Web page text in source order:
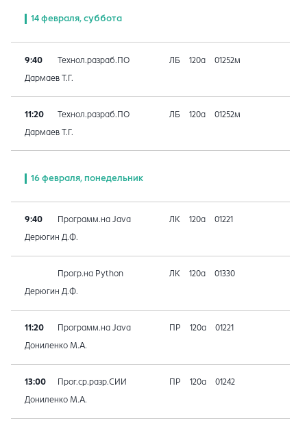
14 февраля, суббота
9:40 Технол.разраб.ПО ЛБ 120а 01252м
Дармаев Т.Г.
11:20 Технол.разраб.ПО ЛБ 120а 01252м
Дармаев Т.Г.
16 февраля, понедельник
9:40 Программ.на Java ЛК 120а 01221
Дерюгин Д.Ф.
Прогр.на Python ЛК 120а 01330
Дерюгин Д.Ф.
11:20 Программ.на Java ПР 120а 01221
Дониленко М.А.
13:00 Прог.ср.разр.СИИ ПР 120а 01242
Дониленко М.А.